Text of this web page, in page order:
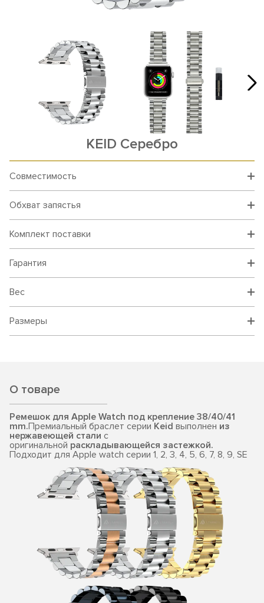
KEID Серебро
Совместимость
Обхват запястья
Комплект поставки
Гарантия
Вес
Размеры
О товаре
Ремешок для Apple Watch под крепление 38/40/41
mm.Премиальный браслет серии Keid выполнен из
нержавеющей стали c
оригинальной раскладывающейся застежкой.
Подходит для Apple watch серии 1, 2, 3, 4, 5, 6, 7, 8, 9, SE